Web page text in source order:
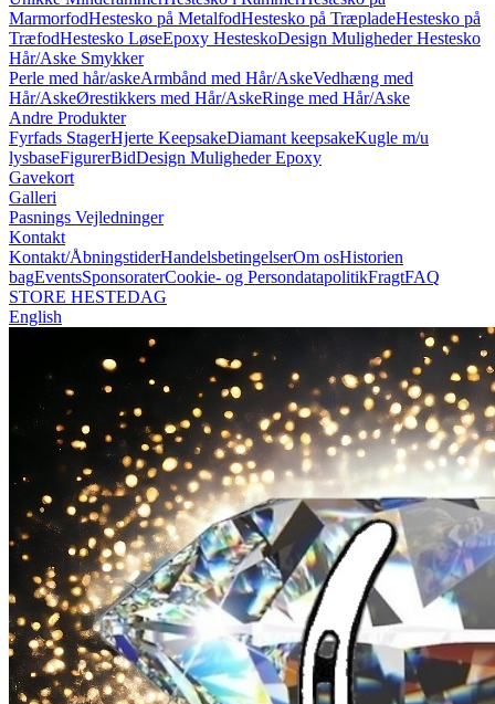
MarmorfodHestesko på MetalfodHestesko på TræpladeHestesko på
TræfodHestesko LøseEpoxy HesteskoDesign Muligheder Hestesko
Hår/Aske Smykker
Perle med hår/askeArmbånd med Hår/AskeVedhæng med
Hår/AskeØrestikkers med Hår/AskeRinge med Hår/Aske
Andre Produkter
Fyrfads StagerHjerte KeepsakeDiamant keepsakeKugle m/u
lysbaseFigurerBidDesign Muligheder Epoxy
Gavekort
Galleri
Pasnings Vejledninger
Kontakt
Kontakt/ÅbningstiderHandelsbetingelserOm osHistorien
bagEventsSponsoraterCookie- og PersondatapolitikFragtFAQ
STORE HESTEDAG
English